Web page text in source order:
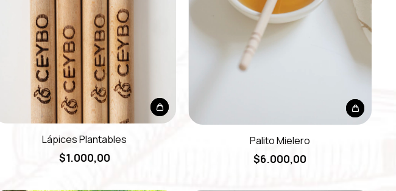
Lápices Plantables
$1.000,00
Palito Mielero
$6.000,00